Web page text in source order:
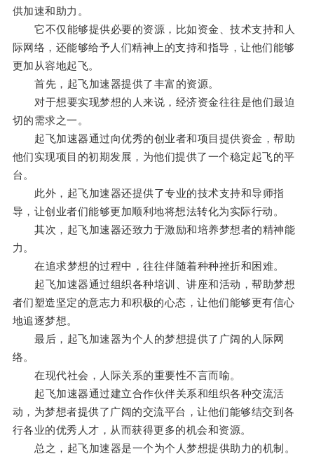
供加速和助力。
它不仅能够提供必要的资源，比如资金、技术支持和人
际网络，还能够给予人们精神上的支持和指导，让他们能够
更加从容地起飞。
首先，起飞加速器提供了丰富的资源。
对于想要实现梦想的人来说，经济资金往往是他们最迫
切的需求之一。
起飞加速器通过向优秀的创业者和项目提供资金，帮助
他们实现项目的初期发展，为他们提供了一个稳定起飞的平
台。
此外，起飞加速器还提供了专业的技术支持和导师指
导，让创业者们能够更加顺利地将想法转化为实际行动。
其次，起飞加速器还致力于激励和培养梦想者的精神能
力。
在追求梦想的过程中，往往伴随着种种挫折和困难。
起飞加速器通过组织各种培训、讲座和活动，帮助梦想
者们塑造坚定的意志力和积极的心态，让他们能够更有信心
地追逐梦想。
最后，起飞加速器为个人的梦想提供了广阔的人际网
络。
在现代社会，人际关系的重要性不言而喻。
起飞加速器通过建立合作伙伴关系和组织各种交流活
动，为梦想者提供了广阔的交流平台，让他们能够结交到各
行各业的优秀人才，从而获得更多的机会和资源。
总之，起飞加速器是一个为个人梦想提供助力的机制。